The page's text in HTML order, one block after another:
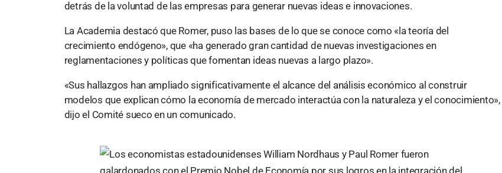
detrás de la voluntad de las empresas para generar nuevas ideas e innovaciones.
La Academia destacó que Romer, puso las bases de lo que se conoce como «la teoría del
crecimiento endógeno», que «ha generado gran cantidad de nuevas investigaciones en
reglamentaciones y políticas que fomentan ideas nuevas a largo plazo».
«Sus hallazgos han ampliado significativamente el alcance del análisis económico al construir
modelos que explican cómo la economía de mercado interactúa con la naturaleza y el conocimiento»,
dijo el Comité sueco en un comunicado.